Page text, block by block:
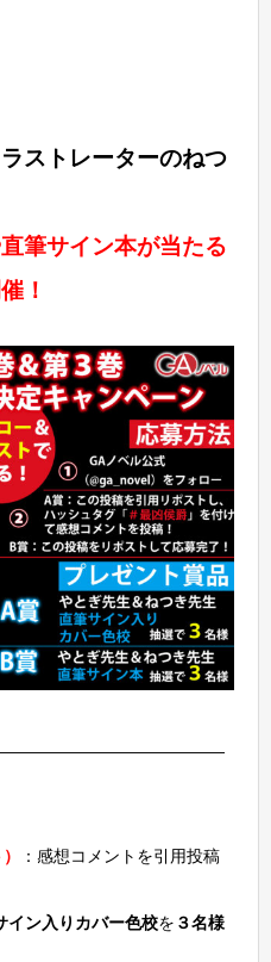
ストレーターのねつ
直筆サイン本が当たる
！
：感想コメントを引用投稿
イン入りカバー色校を ３名様